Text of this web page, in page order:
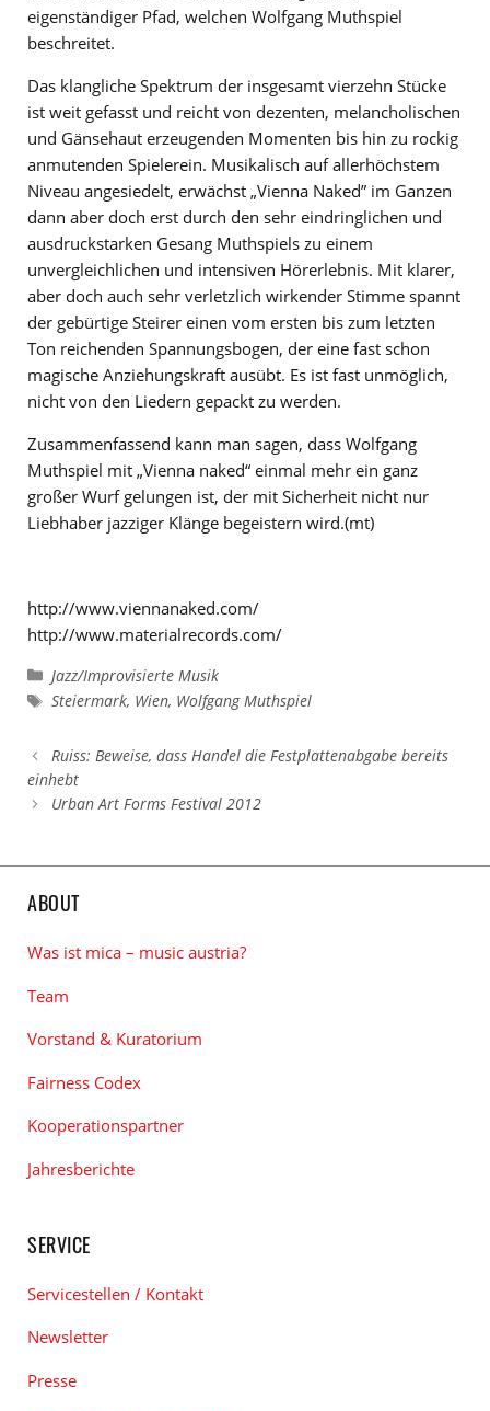
eigenständiger Pfad, welchen Wolfgang Muthspiel
beschreitet.
Das klangliche Spektrum der insgesamt vierzehn Stücke
ist weit gefasst und reicht von dezenten, melancholischen
und Gänsehaut erzeugenden Momenten bis hin zu rockig
anmutenden Spielerein. Musikalisch auf allerhöchstem
Niveau angesiedelt, erwächst „Vienna Naked” im Ganzen
dann aber doch erst durch den sehr eindringlichen und
ausdruckstarken Gesang Muthspiels zu einem
unvergleichlichen und intensiven Hörerlebnis. Mit klarer,
aber doch auch sehr verletzlich wirkender Stimme spannt
der gebürtige Steirer einen vom ersten bis zum letzten
Ton reichenden Spannungsbogen, der eine fast schon
magische Anziehungskraft ausübt. Es ist fast unmöglich,
nicht von den Liedern gepackt zu werden.
Zusammenfassend kann man sagen, dass Wolfgang
Muthspiel mit „Vienna naked“ einmal mehr ein ganz
großer Wurf gelungen ist, der mit Sicherheit nicht nur
Liebhaber jazziger Klänge begeistern wird.(mt)
http://www.viennanaked.com/
http://www.materialrecords.com/
Kategorien
Jazz/Improvisierte Musik
Schlagwörter
Steiermark, Wien, Wolfgang Muthspiel
Ruiss: Beweise, dass Handel die Festplattenabgabe bereits
einhebt
Urban Art Forms Festival 2012
ABOUT
Was ist mica – music austria?
Team
Vorstand & Kuratorium
Fairness Codex
Kooperationspartner
Jahresberichte
SERVICE
Servicestellen / Kontakt
Newsletter
Presse